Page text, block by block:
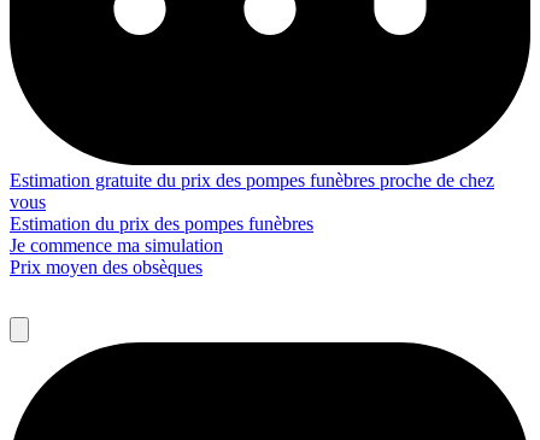
Estimation gratuite du prix des pompes funèbres proche de chez
vous
Estimation du prix des pompes funèbres
Je commence ma simulation
Prix moyen des obsèques